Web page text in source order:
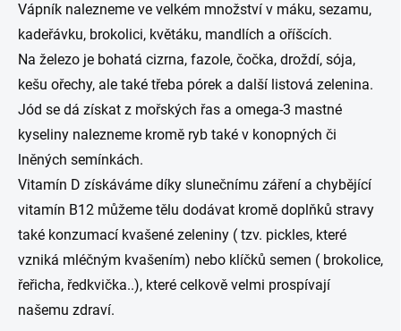
Vápník nalezneme ve velkém množství v máku, sezamu,
kadeřávku, brokolici, květáku, mandlích a oříšcích.
Na železo je bohatá cizrna, fazole, čočka, droždí, sója,
kešu ořechy, ale také třeba pórek a další listová zelenina.
Jód se dá získat z mořských řas a omega-3 mastné
kyseliny nalezneme kromě ryb také v konopných či
lněných semínkách.
Vitamín D získáváme díky slunečnímu záření a chybějící
vitamín B12 můžeme tělu dodávat kromě doplňků stravy
také konzumací kvašené zeleniny ( tzv. pickles, které
vzniká mléčným kvašením) nebo klíčků semen ( brokolice,
řeřicha, ředkvička..), které celkově velmi prospívají
našemu zdraví.